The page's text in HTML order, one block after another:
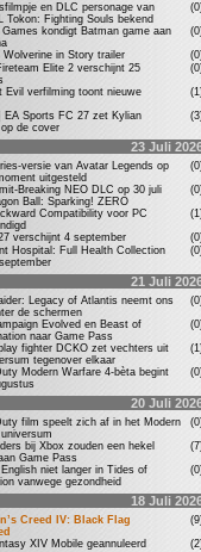
en DLC personage van
Tokon: Fighting Souls bekend
Games kondigt Batman game aan
Wolverine in Story trailer
Elite 2 verschijnt 25
Evil verfilming toont nieuwe
EA Sports FC 27 zet Kylian
de cover
23 Juli
versie van Avatar Legends op
uitgesteld
Breaking NEO DLC op 30 juli
Ball: Sparking! ZERO
Compatibility voor PC
verschijnt 4 september
Hospital: Full Health Collection
21 Juli
Legacy of Atlantis neemt ons
de schermen
Evolved en Beast of
naar Game Pass
fighter DCKO zet vechters uit
tegenover elkaar
Modern Warfare 4-bèta begint
20 Juli
film speelt zich af in het Modern
bij Xbox zouden een hekel
Game Pass
niet langer in Tides of
vanwege gezondheid
18 Juli
Creed IV: Black Flag
XIV Mobile geannuleerd